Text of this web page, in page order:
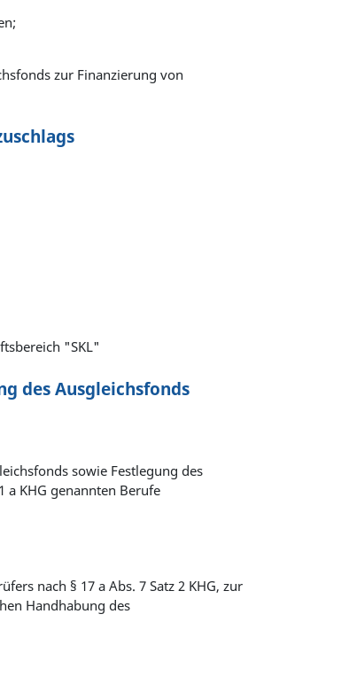
zur Finanzierung von
"SKL"
des Ausgleichsfonds
sowie Festlegung des
a KHG genannten Berufe
nach § 17 a Abs. 7 Satz 2 KHG, zur
Handhabung des